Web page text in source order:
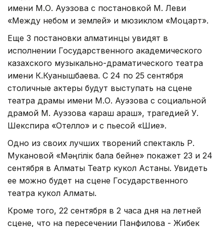
имени М.О. Ауэзова с постановкой М. Леви
«Между небом и землей» и мюзиклом «Моцарт».
Еще 3 постановки алматинцы увидят в
исполнении Государственного академического
казахского музыкально-драматического театра
имени К.Куанышбаева. С 24 по 25 сентября
столичные актеры будут выступать на сцене
театра драмы имени М.О. Ауэзова с социальной
драмой М. Ауэзова «Қараш Қараш», трагедией У.
Шекспира «Отелло» и с пьесой «Шие».
Одно из своих лучших творений спектакль Р.
Мукановой «Мәңгілік бала бейне» покажет 23 и 24
сентября в Алматы Театр кукол Астаны. Увидеть
ее можно будет на сцене Государственного
театра кукол Алматы.
Кроме того, 22 сентября в 2 часа дня на летней
сцене, что на пересечении Панфилова - Жибек